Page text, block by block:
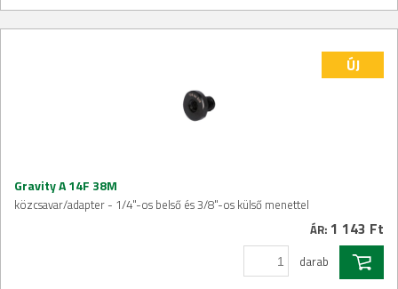
ÚJ
Gravity A 14F 38M
közcsavar/adapter - 1/4"-os belső és 3/8"-os külső menettel
ÁR: 1 143 Ft
darab